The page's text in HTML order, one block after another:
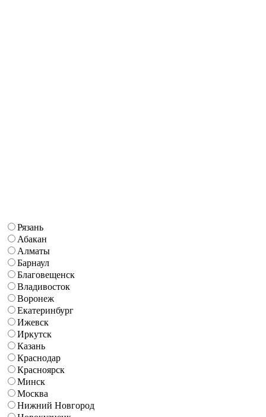
Рязань
Абакан
Алматы
Барнаул
Благовещенск
Владивосток
Воронеж
Екатеринбург
Ижевск
Иркутск
Казань
Краснодар
Красноярск
Минск
Москва
Нижний Новгород